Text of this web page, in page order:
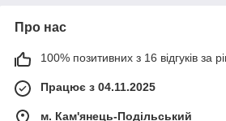
Про нас
100% позитивних з 16 відгуків за
Працює з 04.11.2025
м. Кам'янець-Подільський